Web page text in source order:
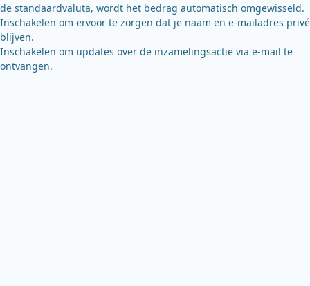
de standaardvaluta, wordt het bedrag automatisch omgewisseld.
Inschakelen om ervoor te zorgen dat je naam en e-mailadres privé
blijven.
Inschakelen om updates over de inzamelingsactie via e-mail te
ontvangen.